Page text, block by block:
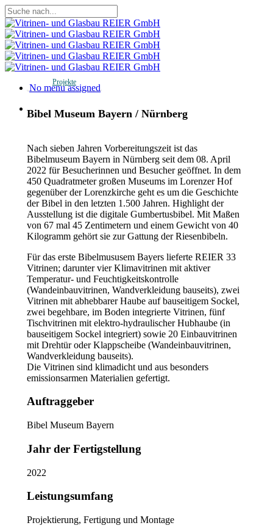
Skip
to
main
content
Close
Search
Menu
No menu assigned
Menu
Projekte
Bibel Museum Bayern / Nürnberg
Nach sieben Jahren Vorbereitungszeit ist das
Bibelmuseum Bayern in Nürnberg seit dem 08. April
2022 für Besucherinnen und Besucher geöffnet. In dem
450 Quadratmeter großen Museums im Lorenzer Hof
gegenüber der Lorenzkirche geht es um die Geschichte
der Bibel in den letzten 1.500 Jahren. Highlight der
Ausstellung ist die digitale Gumbertusbibel. Mit Maßen
von 67 mal 45 Zentimetern und einem Gewicht von 40
Kilogramm gehört sie zur Gattung der Riesenbibeln.
Für das erste Bibelmususem Bayers lieferte REIER 33
Vitrinen; darunter vier Klimavitrinen mit aktiver
Temperatur- und Feuchtigkeitskontrolle
(Wandeinbauvitrinen, Wandverkleidung bauseits), zwei
Vitrinen mit abhebbarer Haube auf bauseitigem Sockel,
zwei begehbare, im Boden integrierte Vitrinen, fünf
Tischvitrinen mit elektro-hydraulischer Hubhaube (in
bauseitigem Sockel integriert) sowie 20 Einbauvitrinen
mit Drehtür oder Klappscheibe (Wandeinbauvitrinen,
Wandverkleidung bauseits).
Die Vitrinen sind klimadicht und aus besonders
emissionsarmen Materialien gefertigt.
Auftraggeber
Bibel Museum Bayern
Jahr der Fertigstellung
2022
Leistungsumfang
Projektierung, Fertigung und Montage